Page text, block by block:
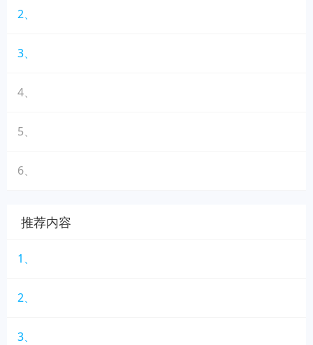
2、
3、
4、
5、
6、
推荐内容
1、
2、
3、